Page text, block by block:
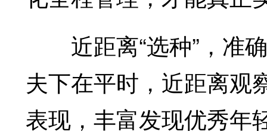
近距离“选种”，准确
夫下在平时，近距离观
表现，丰富发现优秀年